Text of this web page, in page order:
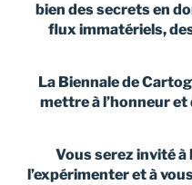
bien des secrets en
flux immatériels,
La Biennale de
mettre à l’honneur
Vous serez invité à
l’expérimenter et à